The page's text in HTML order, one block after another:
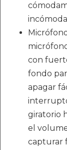
con
fondo
apagar
giratorio
el
capturar